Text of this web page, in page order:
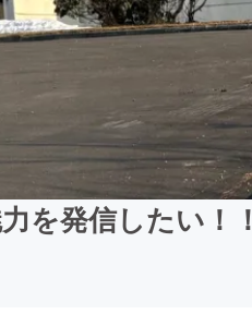
を発信したい！！